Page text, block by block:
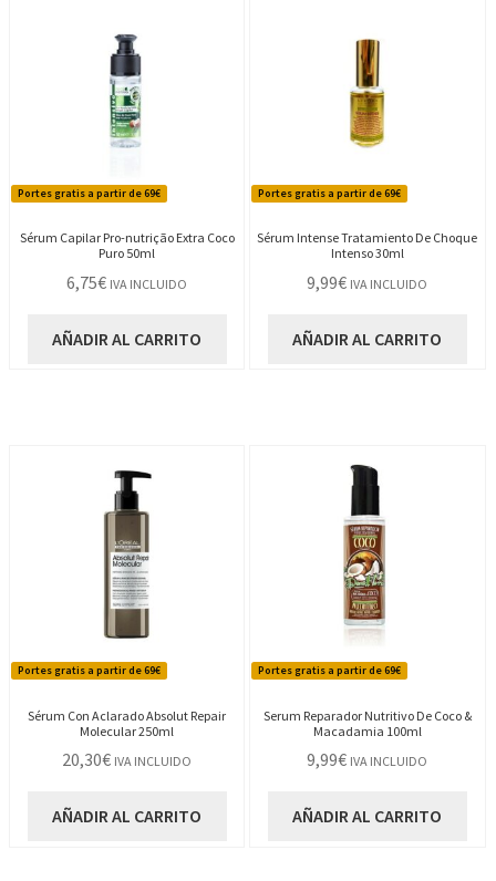
Portes gratis a partir de 69€
Sérum Capilar Pro-nutrição Extra Coco
Puro 50ml
6,75€ IVA INCLUIDO
AÑADIR AL CARRITO
Portes gratis a partir de 69€
Sérum Intense Tratamiento De Choque
Intenso 30ml
9,99€ IVA INCLUIDO
AÑADIR AL CARRITO
Portes gratis a partir de 69€
Sérum Con Aclarado Absolut Repair
Molecular 250ml
20,30€ IVA INCLUIDO
AÑADIR AL CARRITO
Portes gratis a partir de 69€
Serum Reparador Nutritivo De Coco &
Macadamia 100ml
9,99€ IVA INCLUIDO
AÑADIR AL CARRITO